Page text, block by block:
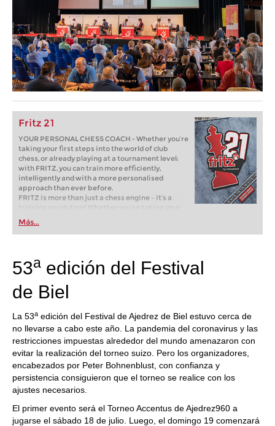
Fritz 21
YOUR PERSONAL CHESS COACH - Whether you’re
taking your first steps into the world of club
chess, or already playing at a tournament level:
with FRITZ, you can train more efficiently,
intelligently and with a more personalised
approach than ever before.
FRITZ is more than just a chess engine – it’s a
training revolution! Whether you’re taking your
first steps into the world of club chess, or already
playing at a tournament level: with FRITZ, you can
train more efficiently, intelligently and with a
Más...
53a edición del Festival
de Biel
La 53a edición del Festival de Ajedrez de Biel estuvo cerca de
no llevarse a cabo este año. La pandemia del coronavirus y las
restricciones impuestas alrededor del mundo amenazaron con
evitar la realización del torneo suizo. Pero los organizadores,
encabezados por Peter Bohnenblust, con confianza y
persistencia consiguieron que el torneo se realice con los
ajustes necesarios.
El primer evento será el Torneo Accentus de Ajedrez960 a
jugarse el sábado 18 de julio. Luego, el domingo 19 comenzará